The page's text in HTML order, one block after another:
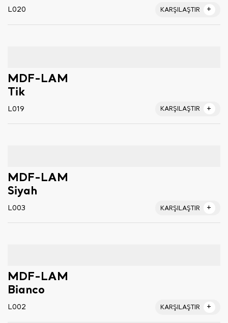
L020 KARŞILAŞTIR
MDF-LAM
Tik
L019 KARŞILAŞTIR
MDF-LAM
Siyah
L003 KARŞILAŞTIR
MDF-LAM
Bianco
L002 KARŞILAŞTIR